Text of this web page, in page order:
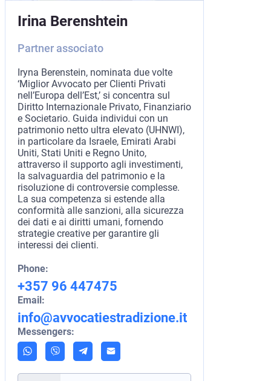
Irina Berenshtein
Partner associato
Iryna Berenstein, nominata due volte
‘Miglior Avvocato per Clienti Privati
nell’Europa dell’Est,’ si concentra sul
Diritto Internazionale Privato, Finanziario
e Societario. Guida individui con un
patrimonio netto ultra elevato (UHNWI),
in particolare da Israele, Emirati Arabi
Uniti, Stati Uniti e Regno Unito,
attraverso il supporto agli investimenti,
la salvaguardia del patrimonio e la
risoluzione di controversie complesse.
La sua competenza si estende alla
conformità alle sanzioni, alla sicurezza
dei dati e ai diritti umani, fornendo
strategie creative per garantire gli
interessi dei clienti.
Phone:
+357 96 447475
Email:
info@avvocatiestradizione.it
Messengers: